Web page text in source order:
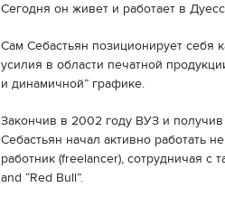
Сегодня он живет и работает в
Сам Себастьян позиционирует себя
усилия в области печатной
и динамичной” графике.
Закончив в 2002 году ВУЗ и
Себастьян начал активно работать
работник (freelancer), сотрудничая с
and “Red Bull”.